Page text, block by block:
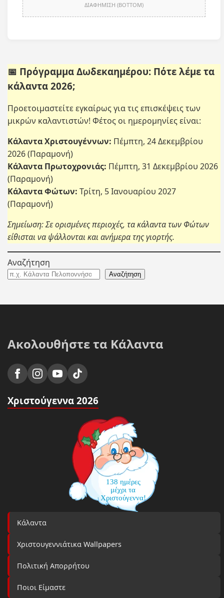
ΔΙΑΦΗΜΙΣΗ (BOTTOM)
📅 Πρόγραμμα Δωδεκαημέρου: Πότε λέμε τα
κάλαντα 2026;
Προετοιμαστείτε εγκαίρως για τις επισκέψεις των
μικρών καλαντιστών! Φέτος οι ημερομηνίες είναι:
Κάλαντα Χριστουγέννων: Πέμπτη, 24 Δεκεμβρίου
2026 (Παραμονή)
Κάλαντα Πρωτοχρονιάς: Πέμπτη, 31 Δεκεμβρίου 2026
(Παραμονή)
Κάλαντα Φώτων: Τρίτη, 5 Ιανουαρίου 2027
(Παραμονή)
Σημείωση: Σε ορισμένες περιοχές, τα κάλαντα των Φώτων
είθισται να ψάλλονται και ανήμερα της γιορτής.
Αναζήτηση
Αναζήτηση
Ακολουθήστε τα Κάλαντα
Χριστούγεννα 2026
138 ημέρες
μέχρι τα
Χριστούγεννα!
Κάλαντα
Χριστουγεννιάτικα Wallpapers
Πολιτική Απορρήτου
Ποιοι Είμαστε